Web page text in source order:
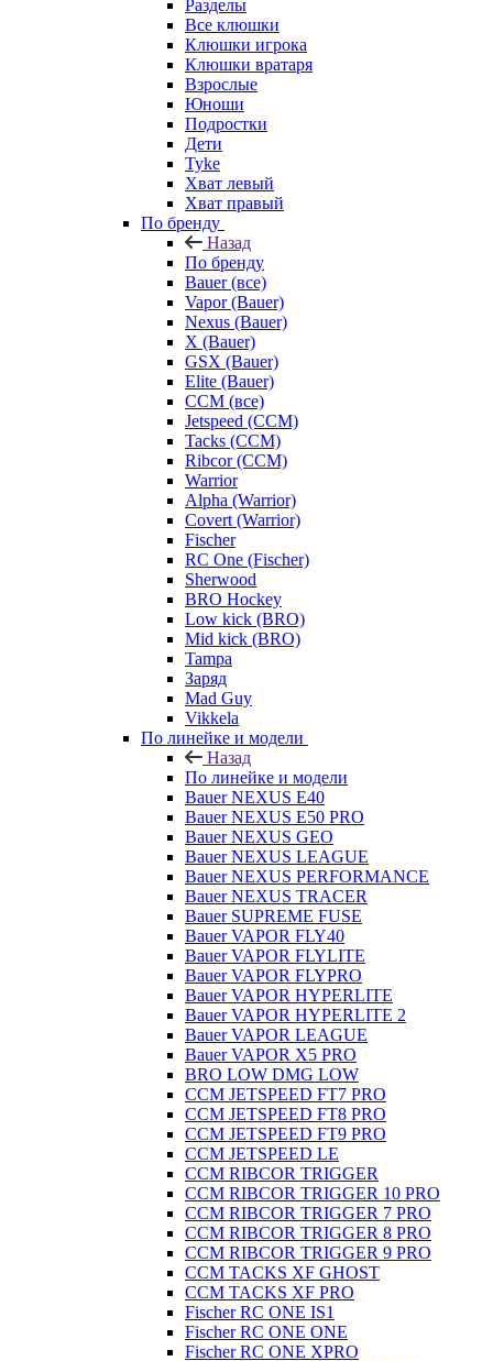
Разделы
Все клюшки
Клюшки игрока
Клюшки вратаря
Взрослые
Юноши
Подростки
Дети
Tyke
Хват левый
Хват правый
По бренду
Назад
По бренду
Bauer (все)
Vapor (Bauer)
Nexus (Bauer)
X (Bauer)
GSX (Bauer)
Elite (Bauer)
CCM (все)
Jetspeed (CCM)
Tacks (CCM)
Ribcor (CCM)
Warrior
Alpha (Warrior)
Covert (Warrior)
Fischer
RC One (Fischer)
Sherwood
BRO Hockey
Low kick (BRO)
Mid kick (BRO)
Tampa
Заряд
Mad Guy
Vikkela
По линейке и модели
Назад
По линейке и модели
Bauer NEXUS E40
Bauer NEXUS E50 PRO
Bauer NEXUS GEO
Bauer NEXUS LEAGUE
Bauer NEXUS PERFORMANCE
Bauer NEXUS TRACER
Bauer SUPREME FUSE
Bauer VAPOR FLY40
Bauer VAPOR FLYLITE
Bauer VAPOR FLYPRO
Bauer VAPOR HYPERLITE
Bauer VAPOR HYPERLITE 2
Bauer VAPOR LEAGUE
Bauer VAPOR X5 PRO
BRO LOW DMG LOW
CCM JETSPEED FT7 PRO
CCM JETSPEED FT8 PRO
CCM JETSPEED FT9 PRO
CCM JETSPEED LE
CCM RIBCOR TRIGGER
CCM RIBCOR TRIGGER 10 PRO
CCM RIBCOR TRIGGER 7 PRO
CCM RIBCOR TRIGGER 8 PRO
CCM RIBCOR TRIGGER 9 PRO
CCM TACKS XF GHOST
CCM TACKS XF PRO
Fischer RC ONE IS1
Fischer RC ONE ONE
Fischer RC ONE XPRO